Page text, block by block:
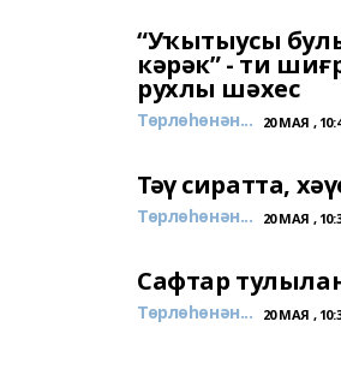
“Уҡытыусы
кәрәк” - ти
рухлы шәхес
Төрлөһөнән... 20 МАЯ ,
Тәү сиратта,
Төрлөһөнән... 20 МАЯ ,
Сафтар
Төрлөһөнән... 20 МАЯ ,